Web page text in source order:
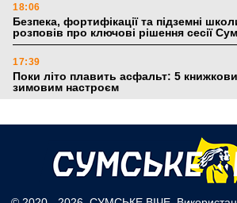
18:06
Безпека, фортифікації та підземні
розповів про ключові рішення сесії
17:39
Поки літо плавить асфальт: 5
зимовим настроєм
5 серпня
обладнання від партнерів із Німеччини